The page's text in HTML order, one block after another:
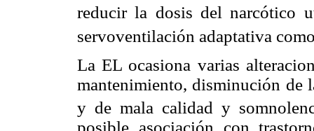
reducir la dosis del narcótico
servoventilación adaptativa
La EL ocasiona varias
mantenimiento, disminución de
y de mala calidad y
posible asociación con